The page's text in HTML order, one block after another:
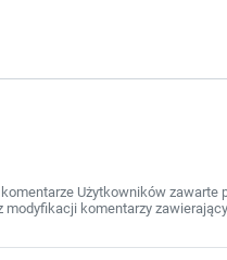
Użytkowników
komentarzy